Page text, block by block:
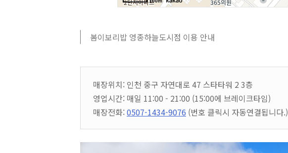
봄이보리밥 영종하늘도시점 이용 안내
매장위치: 인천 중구 자연대로 47 스타타워 2 3층
영업시간: 매일 11:00 - 21:00 (15:00에 브레이크타임)
매장전화:0507-1434-9076 (번호 클릭시 자동연결됩니다.)